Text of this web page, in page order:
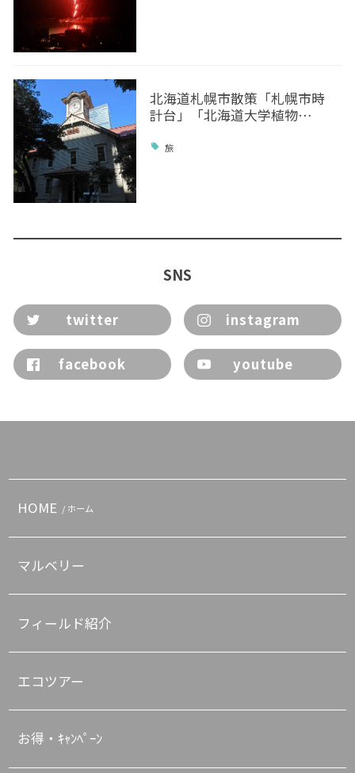
北海道札幌市散策「札幌市時
計台」「北海道大学植物…
旅
SNS
twitter instagram
facebook youtube
HOME / ホーム
マルベリー
フィールド紹介
エコツアー
お得・ｷｬﾝﾍﾟｰﾝ